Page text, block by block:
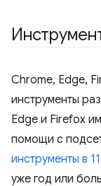
Chrome, Edge,
инструменты
Edge и Firefox
помощи с
инструменты в
уже год или